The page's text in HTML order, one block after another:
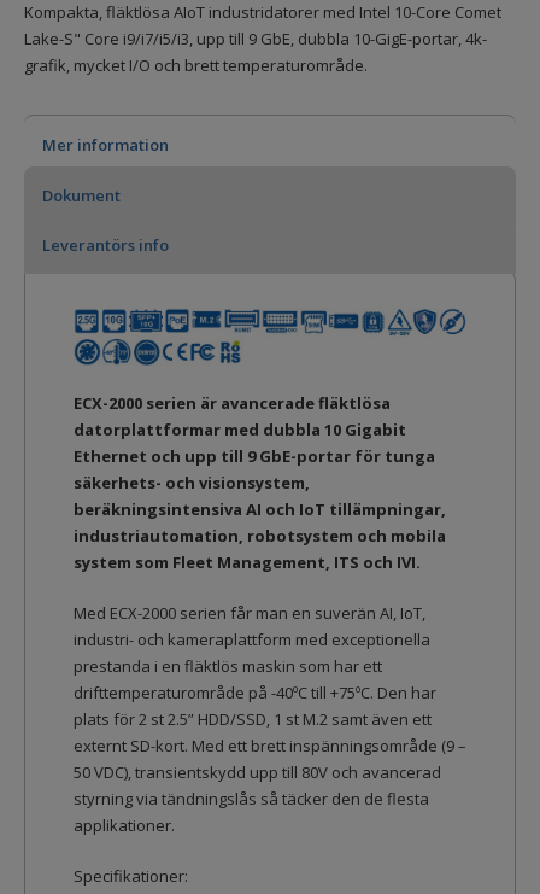
Kompakta, fläktlösa AIoT industridatorer med Intel 10-Core Comet
Lake-S" Core i9/i7/i5/i3, upp till 9 GbE, dubbla 10-GigE-portar, 4k-
grafik, mycket I/O och brett temperaturområde.
Mer information
Dokument
Leverantörs info
ECX-2000 serien är avancerade fläktlösa
datorplattformar med dubbla 10 Gigabit
Ethernet och upp till 9 GbE-portar för tunga
säkerhets- och visionsystem,
beräkningsintensiva AI och IoT tillämpningar,
industriautomation, robotsystem och mobila
system som Fleet Management, ITS och IVI.
Med ECX-2000 serien får man en suverän AI, IoT,
industri- och kameraplattform med exceptionella
prestanda i en fläktlös maskin som har ett
drifttemperaturområde på -40ºC till +75ºC. Den har
plats för 2 st 2.5” HDD/SSD, 1 st M.2 samt även ett
externt SD-kort. Med ett brett inspänningsområde (9 –
50 VDC), transientskydd upp till 80V och avancerad
styrning via tändningslås så täcker den de flesta
applikationer.
Specifikationer: